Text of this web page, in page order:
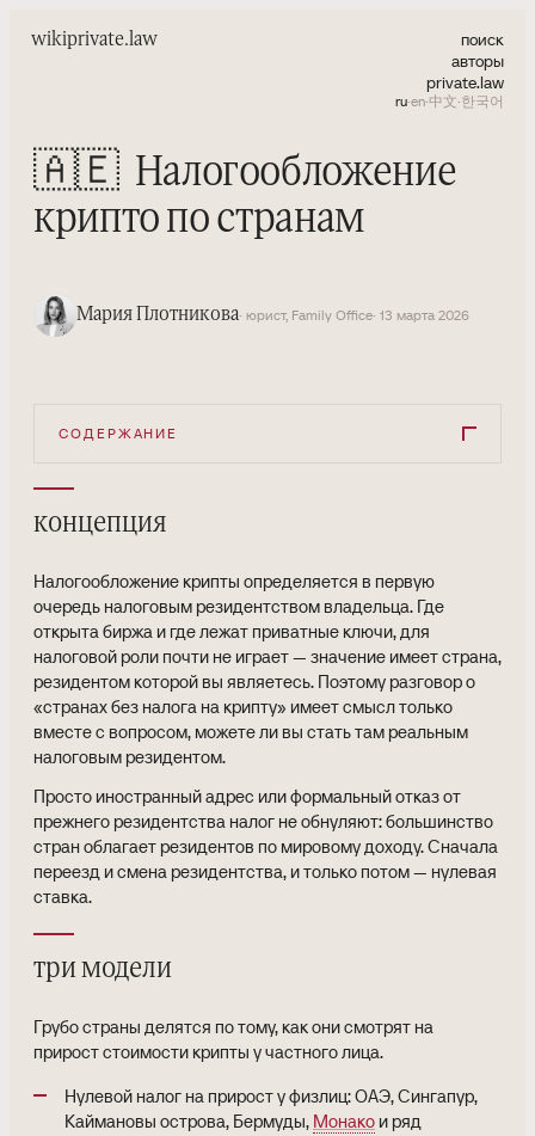
wikiprivate.law
поиск
авторы
private.law
ru·en·中文·한국어
🇦🇪 Налогообложение
крипто по странам
Мария Плотникова· юрист, Family Office· 13 марта 2026
СОДЕРЖАНИЕ
концепция
Налогообложение крипты определяется в первую
очередь налоговым резидентством владельца. Где
открыта биржа и где лежат приватные ключи, для
налоговой роли почти не играет — значение имеет страна,
резидентом которой вы являетесь. Поэтому разговор о
«странах без налога на крипту» имеет смысл только
вместе с вопросом, можете ли вы стать там реальным
налоговым резидентом.
Просто иностранный адрес или формальный отказ от
прежнего резидентства налог не обнуляют: большинство
стран облагает резидентов по мировому доходу. Сначала
переезд и смена резидентства, и только потом — нулевая
ставка.
три модели
Грубо страны делятся по тому, как они смотрят на
прирост стоимости крипты у частного лица.
Нулевой налог на прирост у физлиц: ОАЭ, Сингапур,
Каймановы острова, Бермуды, Монако и ряд